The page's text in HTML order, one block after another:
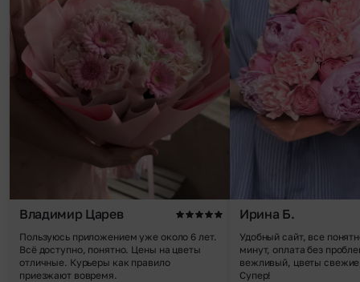
Владимир Царев
Пользуюсь приложением уже около 6 лет.
Всё доступно, понятно. Цены на цветы
отличные. Курьеры как правило
приезжают вовремя.
Ирина Б.
Удобный сайт, все
минут, оплата без
вежливый, цветы
Супер!